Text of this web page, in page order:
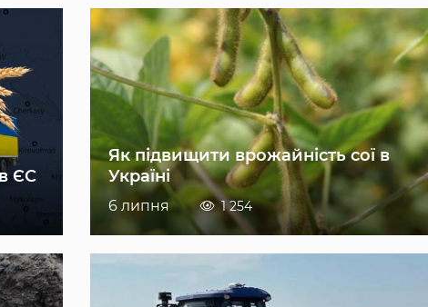
ЄС
Як підвищити врожайність сої в
Україні
6 липня 1 254